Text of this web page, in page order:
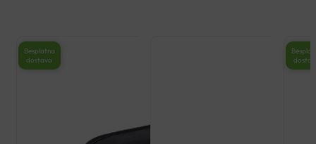
Besplatna
dostava